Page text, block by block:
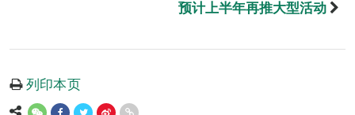
预计上半年再推大型活动
列印本页